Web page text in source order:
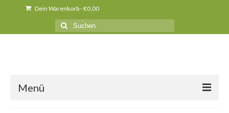
Dein Warenkorb-€0,00
Suche
nach:
Menü